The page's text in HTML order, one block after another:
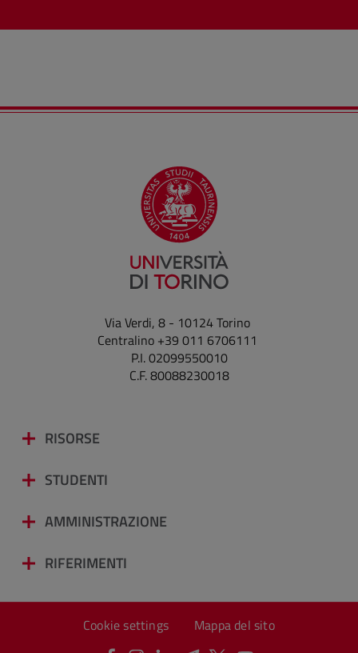
Via Verdi, 8 - 10124 Torino
Centralino +39 011 6706111
P.I. 02099550010
C.F. 80088230018
RISORSE
STUDENTI
AMMINISTRAZIONE
RIFERIMENTI
Cookie settings Mappa del sito